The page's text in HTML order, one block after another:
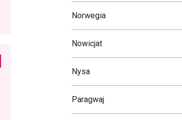
Norwegia
Nowicjat
Nysa
Paragwaj